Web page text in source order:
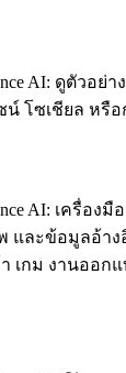
AI: ดูตัวอย่
โซเชียล หรื
AI: เครื่องมื
และข้อมูลอ้าง
เกม งานออก